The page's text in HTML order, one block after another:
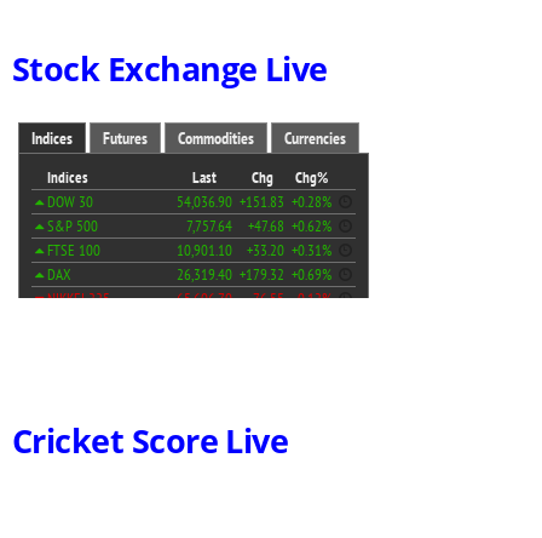
Stock Exchange Live
Cricket Score Live